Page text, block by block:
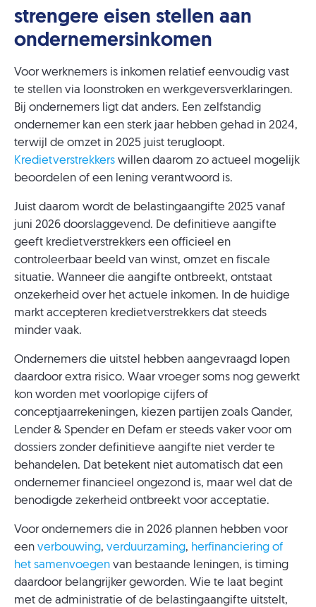
strengere eisen stellen aan
ondernemersinkomen
Voor werknemers is inkomen relatief eenvoudig vast
te stellen via loonstroken en werkgeversverklaringen.
Bij ondernemers ligt dat anders. Een zelfstandig
ondernemer kan een sterk jaar hebben gehad in 2024,
terwijl de omzet in 2025 juist terugloopt.
Kredietverstrekkers willen daarom zo actueel mogelijk
beoordelen of een lening verantwoord is.
Juist daarom wordt de belastingaangifte 2025 vanaf
juni 2026 doorslaggevend. De definitieve aangifte
geeft kredietverstrekkers een officieel en
controleerbaar beeld van winst, omzet en fiscale
situatie. Wanneer die aangifte ontbreekt, ontstaat
onzekerheid over het actuele inkomen. In de huidige
markt accepteren kredietverstrekkers dat steeds
minder vaak.
Ondernemers die uitstel hebben aangevraagd lopen
daardoor extra risico. Waar vroeger soms nog gewerkt
kon worden met voorlopige cijfers of
conceptjaarrekeningen, kiezen partijen zoals Qander,
Lender & Spender en Defam er steeds vaker voor om
dossiers zonder definitieve aangifte niet verder te
behandelen. Dat betekent niet automatisch dat een
ondernemer financieel ongezond is, maar wel dat de
benodigde zekerheid ontbreekt voor acceptatie.
Voor ondernemers die in 2026 plannen hebben voor
een verbouwing, verduurzaming, herfinanciering of
het samenvoegen van bestaande leningen, is timing
daardoor belangrijker geworden. Wie te laat begint
met de administratie of de belastingaangifte uitstelt,